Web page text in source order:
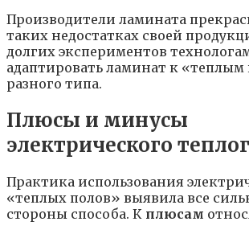
Производители ламината
таких недостатках своей
долгих экспериментов
адаптировать ламинат к «теплым
разного типа.
Плюсы и минусы
электрического
Практика использования
«теплых полов» выявила все
стороны способа. К плюсам